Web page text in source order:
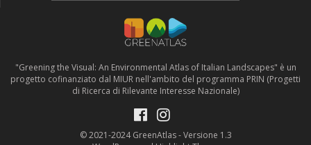
"Greening the Visual: An Environmental Atlas of Italian Landscapes" è un
progetto cofinanziato dal MIUR nell'ambito del programma PRIN (Progetti
di Ricerca di Rilevante Interesse Nazionale)
© 2021-2024 GreenAtlas - Versione 1.3